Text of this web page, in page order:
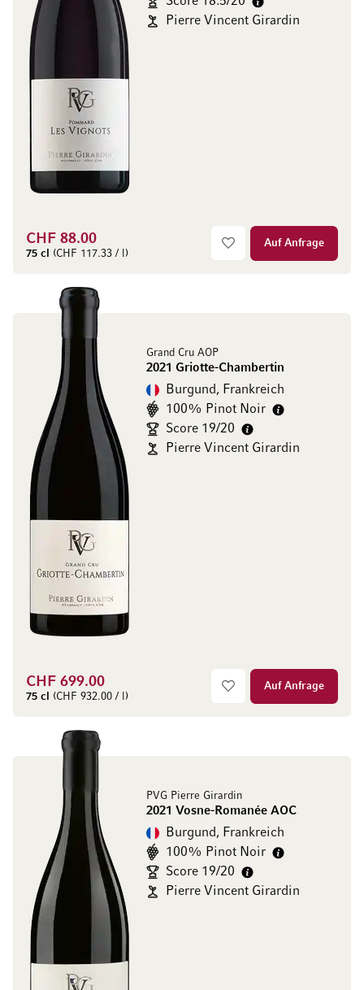
Pierre Vincent Girardin
CHF 88.00
75 cl (CHF 117.33 / l)
Auf Anfrage
Grand Cru AOP
2021 Griotte-Chambertin
Burgund, Frankreich
100% Pinot Noir
Score 19/20
Pierre Vincent Girardin
CHF 699.00
75 cl (CHF 932.00 / l)
Auf Anfrage
PVG Pierre Girardin
2021 Vosne-Romanée AOC
Burgund, Frankreich
100% Pinot Noir
Score 19/20
Pierre Vincent Girardin